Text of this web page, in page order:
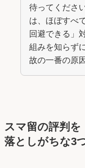
待ってくださ
は、ほぼすべ
回避できる」
組みを知らず
故の一番の原
スマ留の評判を
落としがちな3